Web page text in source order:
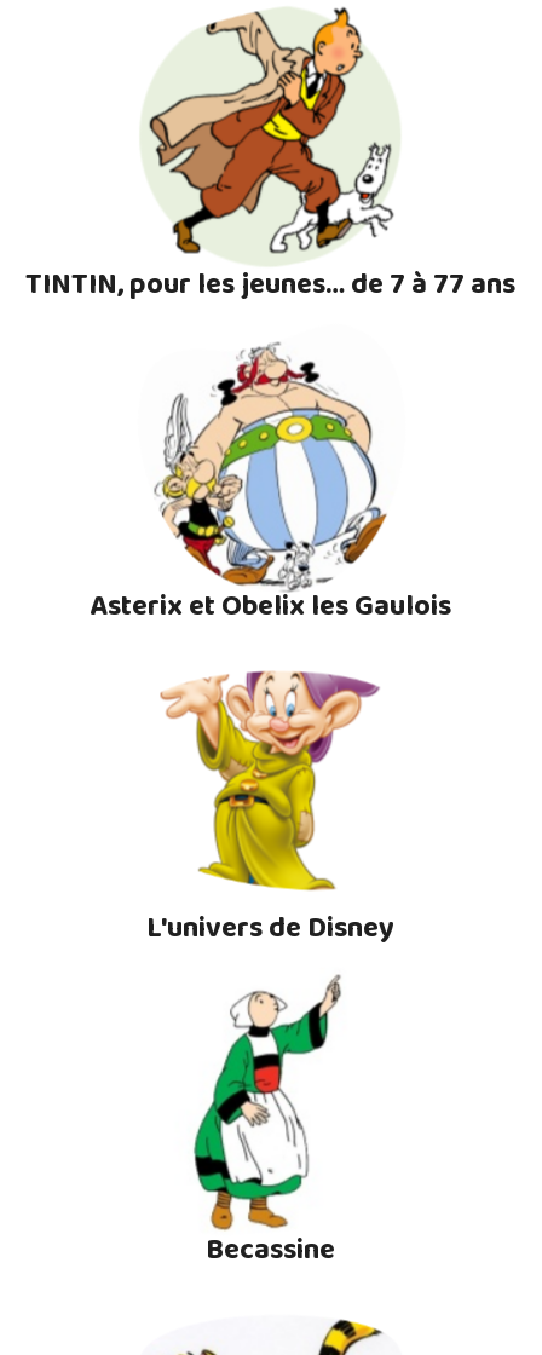
TINTIN, pour les jeunes… de 7 à 77 ans
Asterix et Obelix les Gaulois
L'univers de Disney
Becassine